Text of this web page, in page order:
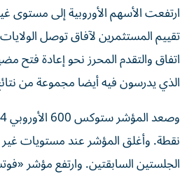
ارتفعت الأسهم الأوروبية إلى
تقييم المستثمرين لآفاق توصل
اتفاق ‌والتقدم المحرز نحو إعادة
الذي يدرسون فيه أيضا مجموعة من
نقطة. وأغلق المؤشر عند مستويات